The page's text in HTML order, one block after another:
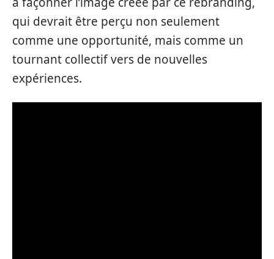
qui devrait être perçu non seulement
comme une opportunité, mais comme un
tournant collectif vers de nouvelles
expériences.